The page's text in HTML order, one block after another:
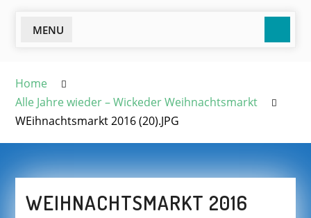
MENU
Home
Alle Jahre wieder – Wickeder Weihnachtsmarkt
WEihnachtsmarkt 2016 (20).JPG
WEIHNACHTSMARKT 2016